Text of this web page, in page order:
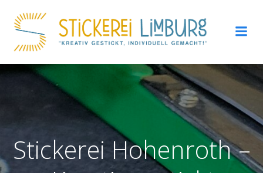
Inhalt
springen
Stickerei Hohenroth –